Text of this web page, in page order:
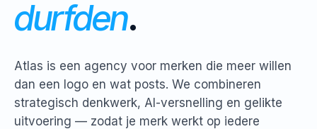
durfden.
Atlas is een agency voor merken die meer willen
dan een logo en wat posts. We combineren
strategisch denkwerk, AI-versnelling en gelikte
uitvoering — zodat je merk werkt op iedere